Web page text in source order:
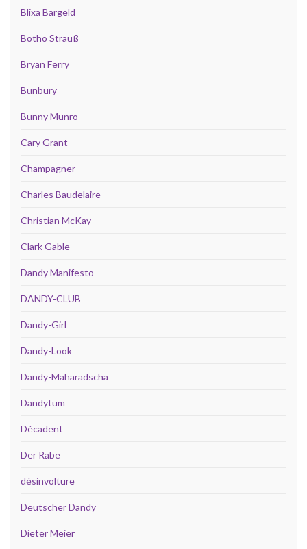
Blixa Bargeld
Botho Strauß
Bryan Ferry
Bunbury
Bunny Munro
Cary Grant
Champagner
Charles Baudelaire
Christian McKay
Clark Gable
Dandy Manifesto
DANDY-CLUB
Dandy-Girl
Dandy-Look
Dandy-Maharadscha
Dandytum
Décadent
Der Rabe
désinvolture
Deutscher Dandy
Dieter Meier